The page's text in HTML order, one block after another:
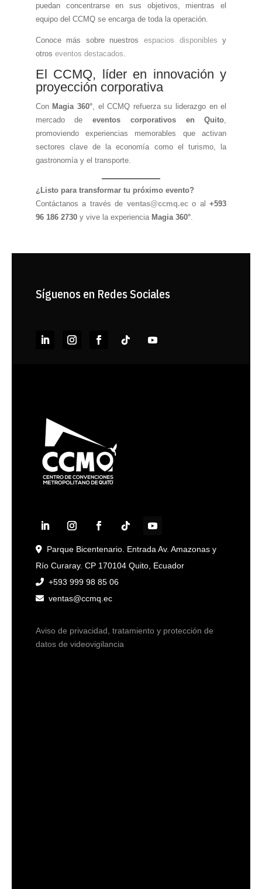
puedan concentrarse en sus objetivos, mientras el
equipo del CCMQ se encarga de toda la operación.
Conoce más sobre nuestrosespacios disponibles y
otros eventos destacados
El CCMQ, líder en innovación y
proyección corporativa
Con Magia 360° , el CCMQ refuerza su liderazgo en el
mercado deeventos corporativos en Quito
promoviendo experiencias memorables que activan
sectores clave de la economía como el turismo, la
gastronomía y el transporte.
¿Listo para transformar tu próximo evento?
Contáctanos a través de ventas@ccmq.eco al+593
96 186 2730y vive la experiencia Magia 360°.
Síguenos en Redes Sociales
Parque Bicentenario. Entrada Av. Amazonas y
Río Curaray. CP 170104 Quito, Ecuador
+593 999 98 85 06
ventas@ccmq.ec
Aviso de privacidad, tratamiento y protección de
datos de videovigilancia